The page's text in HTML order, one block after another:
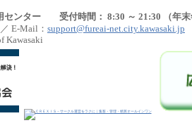
センター 受付時間： 8:30 ～ 21:30 （年末
E-Mail： support@fureai-net.city.kawasaki.jp
Kawasaki